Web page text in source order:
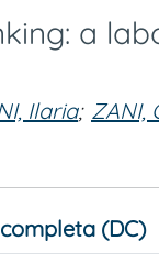
a
Ilaria; ZANI,
(DC)